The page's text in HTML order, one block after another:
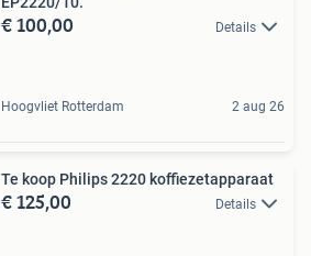
€ 100,00 Details
Hoogvliet Rotterdam 2 aug 26
Te koop Philips 2220 koffiezetapparaat
€ 125,00 Details